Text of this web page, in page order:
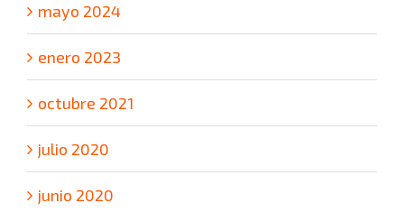
mayo 2024
enero 2023
octubre 2021
julio 2020
junio 2020